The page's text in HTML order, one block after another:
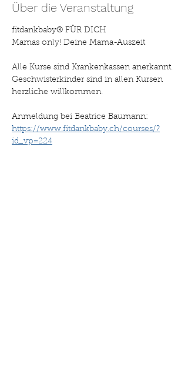
Über die Veranstaltung
fitdankbaby® FÜR DICH
Mamas only! Deine Mama-Auszeit
Alle Kurse sind Krankenkassen anerkannt.
Geschwisterkinder sind in allen Kursen
herzliche willkommen.
Anmeldung bei Beatrice Baumann:
https://www.fitdankbaby.ch/courses/?
id_vp=224